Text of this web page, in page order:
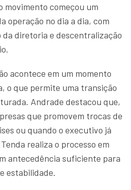
movimento começou um
operação no dia a dia, com
diretoria e descentralização
acontece em um momento
o que permite uma transição
Andrade destacou que,
que promovem trocas de
ou quando o executivo já
realiza o processo em
antecedência suficiente para
estabilidade.